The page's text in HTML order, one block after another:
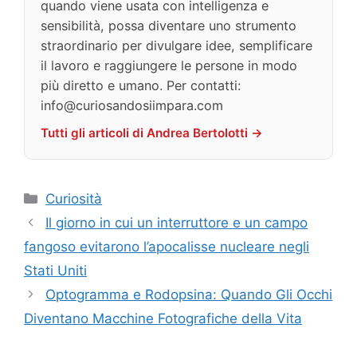
quando viene usata con intelligenza e
sensibilità, possa diventare uno strumento
straordinario per divulgare idee, semplificare
il lavoro e raggiungere le persone in modo
più diretto e umano. Per contatti:
info@curiosandosiimpara.com
Tutti gli articoli di Andrea Bertolotti →
Categorie
Curiosità
Il giorno in cui un interruttore e un campo
fangoso evitarono l’apocalisse nucleare negli
Stati Uniti
Optogramma e Rodopsina: Quando Gli Occhi
Diventano Macchine Fotografiche della Vita